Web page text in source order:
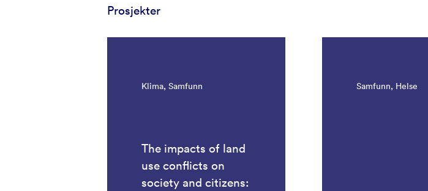
Prosjekter
Klima, Samfunn
The impacts of land
use conflicts on
society and citizens:
Samfunn, Helse